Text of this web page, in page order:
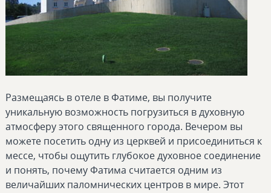
Размещаясь в отеле в Фатиме, вы получите
уникальную возможность погрузиться в духовную
атмосферу этого священного города. Вечером вы
можете посетить одну из церквей и присоединиться к
мессе, чтобы ощутить глубокое духовное соединение
и понять, почему Фатима считается одним из
величайших паломнических центров в мире. Этот